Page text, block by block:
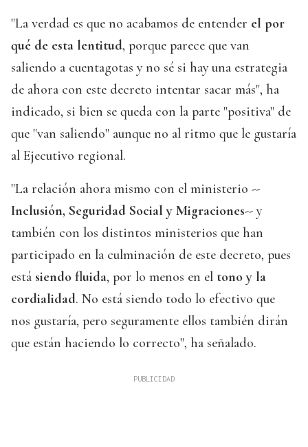
"La verdad es que no acabamos de entender el por
qué de esta lentitud, porque parece que van
saliendo a cuentagotas y no sé si hay una estrategia
de ahora con este decreto intentar sacar más", ha
indicado, si bien se queda con la parte "positiva" de
que "van saliendo" aunque no al ritmo que le gustaría
al Ejecutivo regional.
"La relación ahora mismo con el ministerio --
Inclusión, Seguridad Social y Migraciones-- y
también con los distintos ministerios que han
participado en la culminación de este decreto, pues
está siendo fluida, por lo menos en el tono y la
cordialidad. No está siendo todo lo efectivo que
nos gustaría, pero seguramente ellos también dirán
que están haciendo lo correcto", ha señalado.